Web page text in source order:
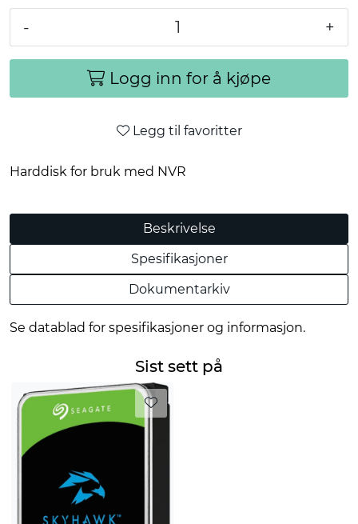
- +
Logg inn for å kjøpe
Legg til favoritter
Harddisk for bruk med NVR
Beskrivelse
Spesifikasjoner
Dokumentarkiv
Se datablad for spesifikasjoner og informasjon.
Sist sett på